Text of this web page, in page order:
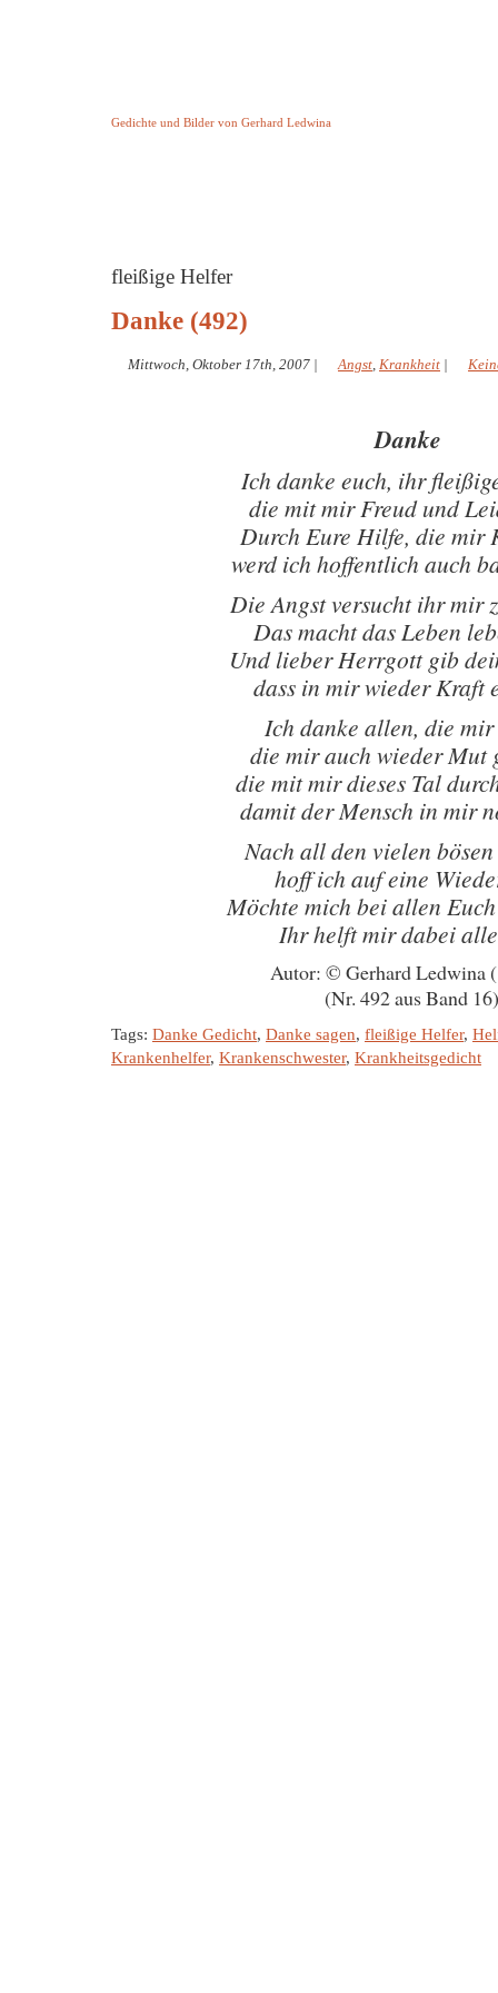
Gedichte und Bilder von Gerhard Ledwina
fleißige Helfer
Danke (492)
Mittwoch, Oktober 17th, 2007 | Angst, Krankheit |
Danke
Ich danke euch, ihr
die mit mir Freud und
Durch Eure Hilfe, die mir
werd ich hoffentlich auch
Die Angst versucht ihr mir
Das macht das Leben
Und lieber Herrgott gib
dass in mir wieder Kraft
Ich danke allen, die
die mir auch wieder Mut
die mit mir dieses Tal
damit der Mensch in mir
Nach all den vielen
hoff ich auf eine
Möchte mich bei allen
Ihr helft mir dabei
Autor: © Gerhard Ledwina
(Nr. 492 aus Band 16)
Tags: Danke Gedicht, Danke sagen, fleißige Helfer,
Krankenhelfer, Krankenschwester, Krankheitsgedicht